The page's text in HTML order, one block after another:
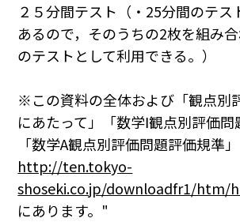
２５分間テスト（・25分間のテス
あるので，そのうちの2枚を組み
のテストとして利用できる。）
※この資料の全体および「観点別
にあたって」「数学Ⅰ観点別評価問
「数学A観点別評価問題評価規準」
http://ten.tokyo-
shoseki.co.jp/downloadfr1/htm/
にあります。"